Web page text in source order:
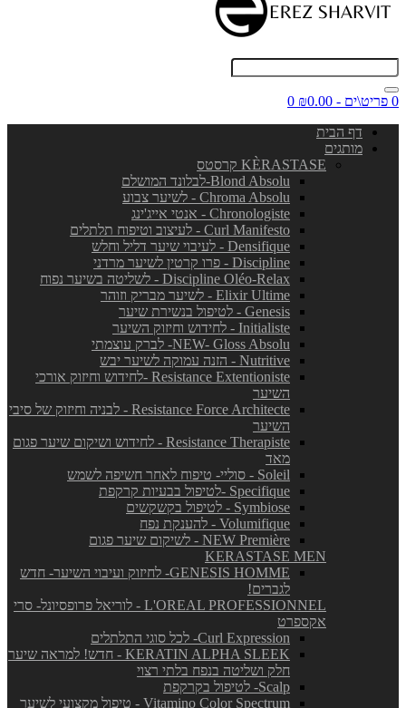
0 פריט\ים - ₪0.00
0
דף הבית
מותגים
KÈRASTASE קרסטס
Blond Absolu-לבלונד המושלם
Chroma Absolu - לשיער צבוע
Chronologiste - אנטי אייג'ינג
Curl Manifesto - לעיצוב וטיפוח תלתלים
Densifique - לעיבוי שיער דליל וחלש
Discipline - פרו קרטין לשיער מרדני
Discipline Oléo-Relax - לשליטה בשיער נפוח
Elixir Ultime - לשיער מבריק וזוהר
Genesis - לטיפול בנשירת שיער
Initialiste - לחידוש וחיזוק השיער
NEW- Gloss Absolu- לברק עוצמתי
Nutritive - הזנה עמוקה לשיער יבש
Resistance Extentioniste -לחידוש וחיזוק אורכי
השיער
Resistance Force Architecte - לבניה וחיזוק של סיבי
השיער
Resistance Therapiste - לחידוש ושיקום שיער פגום
מאד
Soleil - סוליי- טיפוח לאחר חשיפה לשמש
Specifique -לטיפול בבעיות קרקפת
Symbiose - לטיפול בקשקשים
Volumifique - להענקת נפח
NEW Première - לשיקום שיער פגום
KERASTASE MEN
GENESIS HOMME- לחיזוק ועיבוי השיער- חדש
לגברים!
L'OREAL PROFESSIONNEL - לוריאל פרופסיונל- סרי
אקספרט
Curl Expression- לכל סוגי התלתלים
KERATIN ALPHA SLEEK - חדש! למראה שיער
חלק ושליטה בנפח בלתי רצוי
Scalp- לטיפול בקרקפת
Vitamino Color Spectrum - טיפול מקצועי לשיער